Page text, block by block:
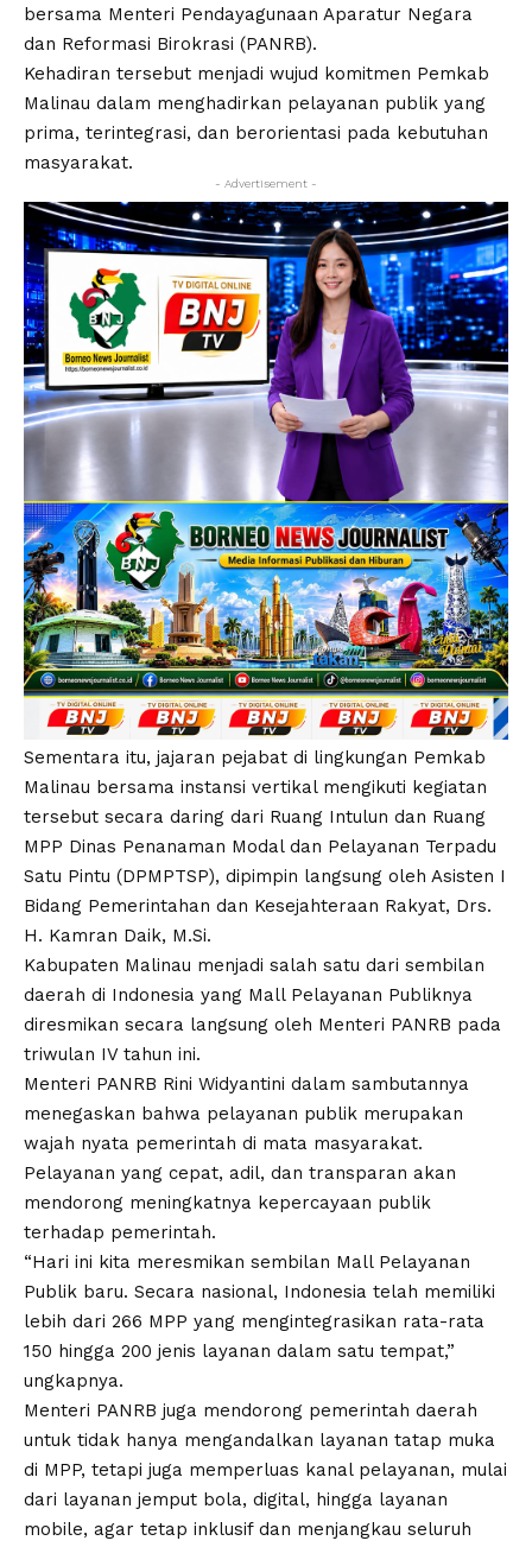
bersama Menteri Pendayagunaan Aparatur Negara
dan Reformasi Birokrasi (PANRB).
Kehadiran tersebut menjadi wujud komitmen Pemkab
Malinau dalam menghadirkan pelayanan publik yang
prima, terintegrasi, dan berorientasi pada kebutuhan
masyarakat.
- Advertisement -
Sementara itu, jajaran pejabat di lingkungan Pemkab
Malinau bersama instansi vertikal mengikuti kegiatan
tersebut secara daring dari Ruang Intulun dan Ruang
MPP Dinas Penanaman Modal dan Pelayanan Terpadu
Satu Pintu (DPMPTSP), dipimpin langsung oleh Asisten I
Bidang Pemerintahan dan Kesejahteraan Rakyat, Drs.
H. Kamran Daik, M.Si.
Kabupaten Malinau menjadi salah satu dari sembilan
daerah di Indonesia yang Mall Pelayanan Publiknya
diresmikan secara langsung oleh Menteri PANRB pada
triwulan IV tahun ini.
Menteri PANRB Rini Widyantini dalam sambutannya
menegaskan bahwa pelayanan publik merupakan
wajah nyata pemerintah di mata masyarakat.
Pelayanan yang cepat, adil, dan transparan akan
mendorong meningkatnya kepercayaan publik
terhadap pemerintah.
“Hari ini kita meresmikan sembilan Mall Pelayanan
Publik baru. Secara nasional, Indonesia telah memiliki
lebih dari 266 MPP yang mengintegrasikan rata-rata
150 hingga 200 jenis layanan dalam satu tempat,”
ungkapnya.
Menteri PANRB juga mendorong pemerintah daerah
untuk tidak hanya mengandalkan layanan tatap muka
di MPP, tetapi juga memperluas kanal pelayanan, mulai
dari layanan jemput bola, digital, hingga layanan
mobile, agar tetap inklusif dan menjangkau seluruh